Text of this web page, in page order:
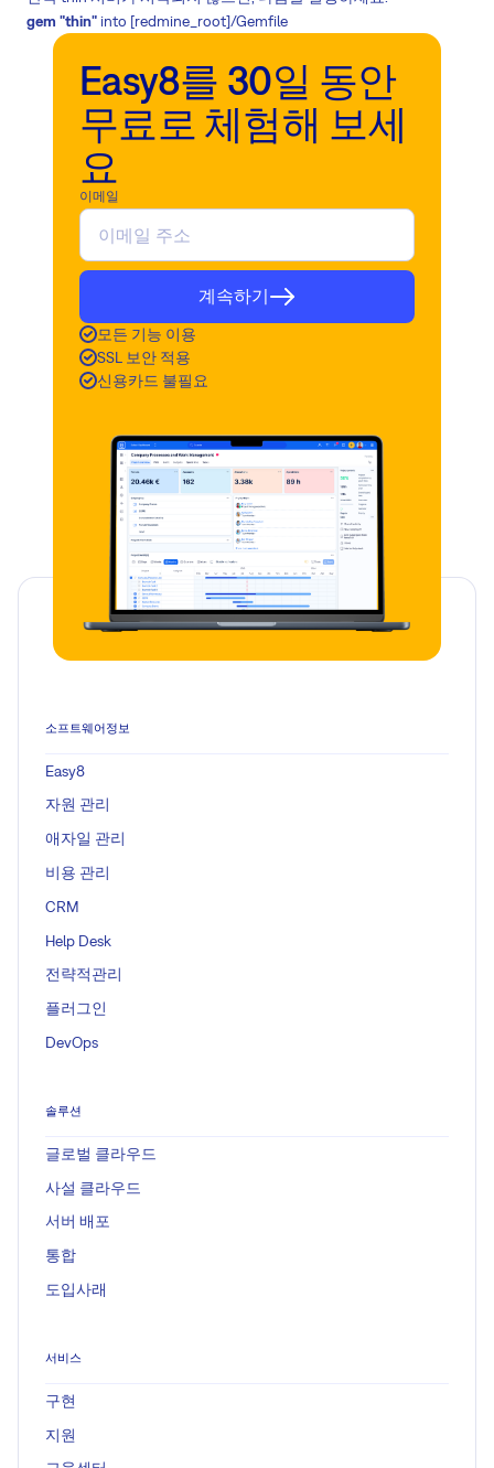
gem "thin" into [redmine_root]/Gemfile
Easy8를 30일 동안
무료로 체험해 보세
요
이메일
계속하기
모든 기능 이용
SSL 보안 적용
신용카드 불필요
소프트웨어정보
Easy8
자원 관리
애자일 관리
비용 관리
CRM
Help Desk
전략적관리
플러그인
DevOps
솔루션
글로벌 클라우드
사설 클라우드
서버 배포
통합
도입사래
서비스
구현
지원